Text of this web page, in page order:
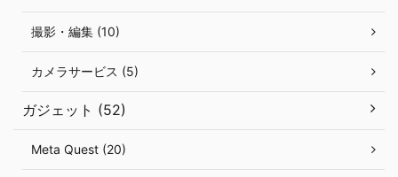
撮影・編集 (10)
カメラサービス (5)
ガジェット (52)
Meta Quest (20)